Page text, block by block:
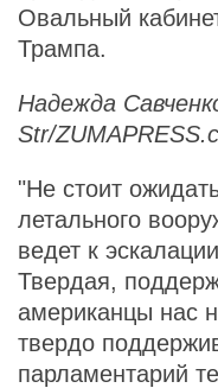
Овальный
Трампа.
Надежда
Str/
"Не стоит
летального
ведет к
Твердая,
американцы нас
твердо
парламентарий